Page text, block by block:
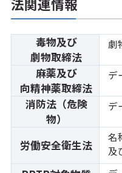
法関連情報
毒物及び
劇物取締法
劇
麻薬及び
向精神薬取締法
デ
消防法（危険
物）
デ
労働安全衛生法
名
及